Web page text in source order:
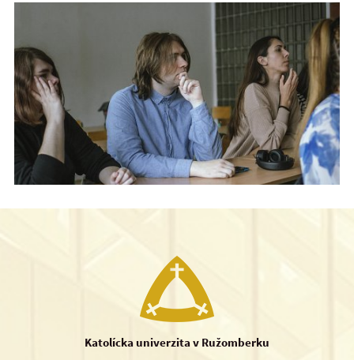
Katolícka univerzita v Ružomberku